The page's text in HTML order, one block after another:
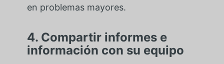
en problemas mayores.
4. Compartir informes e
información con su equipo